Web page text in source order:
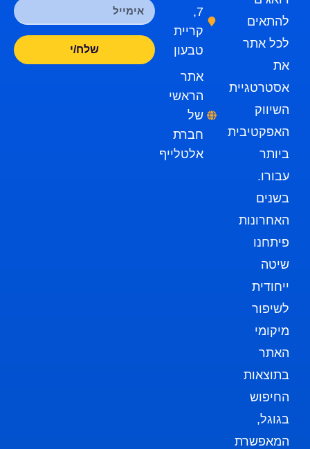
להתאים
לכל אתר
את
אסטרטגיית
השיווק
האפקטיבית
ביותר
עבורו.
בשנים
האחרונות
פיתחנו
שיטה
ייחודית
לשיפור
מיקומי
האתר
בתוצאות
החיפוש
בגוגל,
המאפשרת
7,
קריית
טבעון
אתר
הראשי
של
חברת
אלטלייף
שלח/י